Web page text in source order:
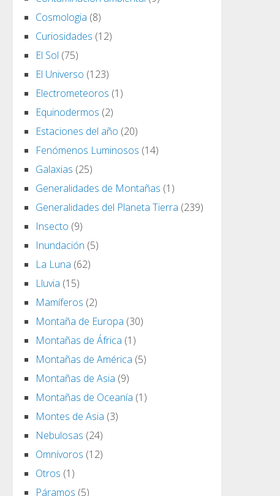
Cosmologia (8)
Curiosidades (12)
El Sol (75)
El Universo (123)
Electrometeoros (1)
Equinodermos (2)
Estaciones del año (20)
Fenómenos Luminosos (14)
Galaxias (25)
Generalidades de Montañas (1)
Generalidades del Planeta Tierra (239)
Insecto (9)
Inundación (5)
La Luna (62)
Lluvia (15)
Mamíferos (2)
Montaña de Europa (30)
Montañas de África (1)
Montañas de América (5)
Montañas de Asia (9)
Montañas de Oceanía (1)
Montes de Asia (3)
Nebulosas (24)
Omnívoros (12)
Otros (1)
Páramos (5)